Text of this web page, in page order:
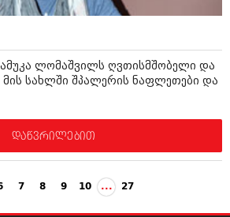
ლომაშვილს ღვთისმშობელი და
მის სახლში შპალერის ნაფლეთები და
დაწვრილებით
7 8 9 10 ... 27